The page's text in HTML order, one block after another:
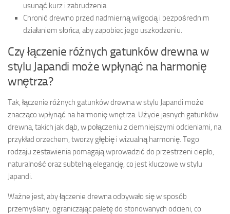
usunąć kurz i zabrudzenia.
Chronić drewno przed nadmierną wilgocią i bezpośrednim
działaniem słońca, aby zapobiec jego uszkodzeniu.
Czy łączenie różnych gatunków drewna w
stylu Japandi może wpłynąć na harmonię
wnętrza?
Tak, łączenie różnych gatunków drewna w stylu Japandi może
znacząco wpłynąć na harmonię wnętrza. Użycie jasnych gatunków
drewna, takich jak dąb, w połączeniu z ciemniejszymi odcieniami, na
przykład orzechem, tworzy głębię i wizualną harmonię. Tego
rodzaju zestawienia pomagają wprowadzić do przestrzeni ciepło,
naturalność oraz subtelną elegancję, co jest kluczowe w stylu
Japandi.
Ważne jest, aby łączenie drewna odbywało się w sposób
przemyślany, ograniczając paletę do stonowanych odcieni, co